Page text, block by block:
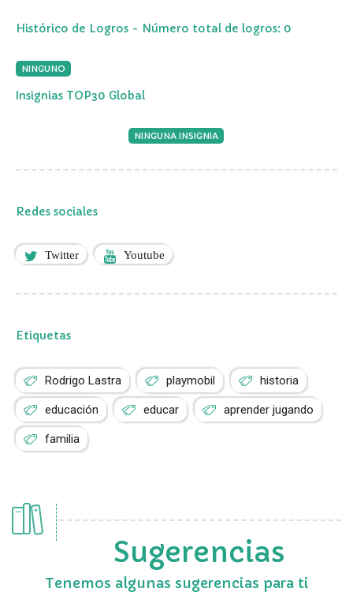
Histórico de Logros - Número total de logros: 0
NINGUNO
Insignias TOP30 Global
NINGUNA INSIGNIA
Redes sociales
Twitter Youtube
Etiquetas
Rodrigo Lastra playmobil historia
educación educar aprender jugando
familia
Sugerencias
Tenemos algunas sugerencias para ti